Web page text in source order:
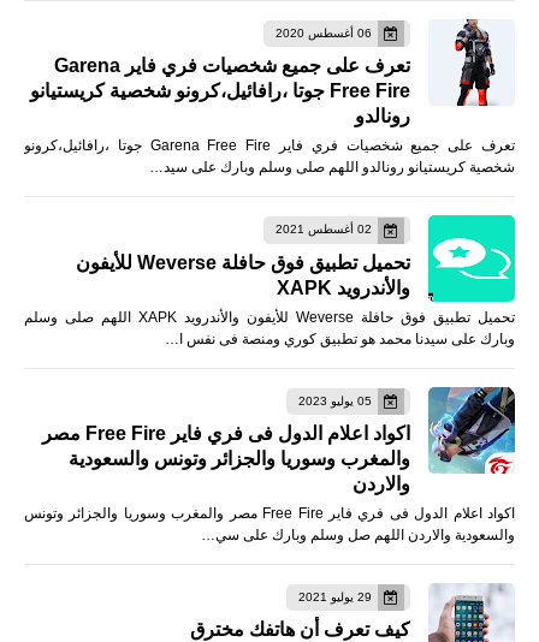
06 أغسطس 2020
تعرف على جميع شخصيات فري فاير Garena
Free Fire جوتا ،رافائيل،كرونو شخصية كريستيانو
رونالدو
تعرف على جميع شخصيات فري فاير Garena Free Fire جوتا ،رافائيل،كرونو
شخصية كريستيانو رونالدو اللهم صلى وسلم وبارك على سيد…
02 أغسطس 2021
تحميل تطبيق فوق حافلة Weverse للأيفون
والأندرويد XAPK
تحميل تطبيق فوق حافلة Weverse للأيفون والأندرويد XAPK اللهم صلى وسلم
وبارك على سيدنا محمد هو تطبيق كوري ومنصة فى نفس ا…
05 يوليو 2023
اكواد اعلام الدول فى فري فاير Free Fire مصر
والمغرب وسوريا والجزائر وتونس والسعودية
والاردن
اكواد اعلام الدول فى فري فاير Free Fire مصر والمغرب وسوريا والجزائر وتونس
والسعودية والاردن اللهم صل وسلم وبارك على سي…
29 يوليو 2021
كيف تعرف أن هاتفك مخترق